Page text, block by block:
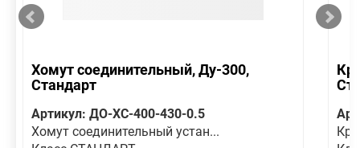
Хомут соединительный, Ду-300,
Стандарт
Артикул: ДО-ХС-400-430-0.5
Хомут соединительный устан...